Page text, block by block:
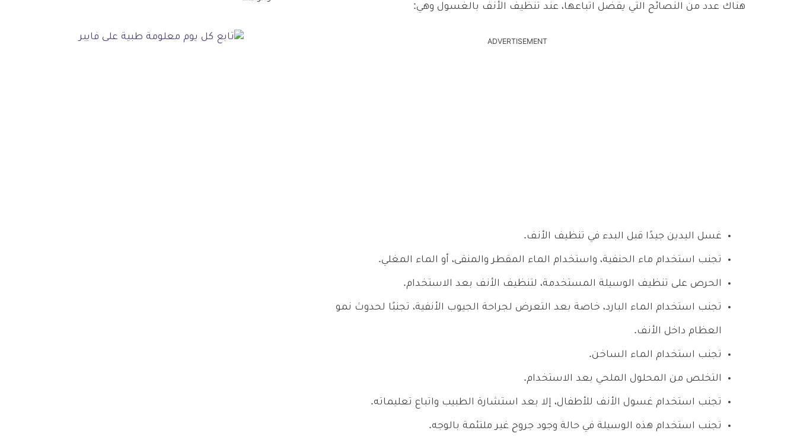
هناك عدد من النصائح التي يفضل اتباعها، عند تنظيف الأنف بالغسول وهي:
ADVERTISEMENT
غسل اليدين جيدًا قبل البدء في تنظيف الأنف.
تجنب استخدام ماء الحنفية، واستخدام الماء المقطر والمنقى، أو الماء المغلي.
الحرص على تنظيف الوسيلة المستخدمة، لتنظيف الأنف بعد الاستخدام.
تجنب استخدام الماء البارد، خاصة بعد التعرض لجراحة الجيوب الأنفية، تجنبًا لحدوث نمو
العظام داخل الأنف.
تجنب استخدام الماء الساخن.
التخلص من المحلول الملحي بعد الاستخدام.
تجنب استخدام غسول الأنف للأطفال، إلا بعد استشارة الطبيب واتباع تعليماته.
تجنب استخدام هذه الوسيلة في حالة وجود جروح غير ملتئمة بالوجه.